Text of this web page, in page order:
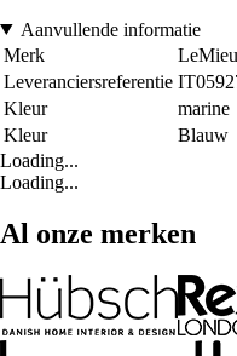
Aanvullende informatie
Merk
Leveranciersreferentie
Kleur
marine
Kleur
Blauw
Loading...
Loading...
Al onze merken